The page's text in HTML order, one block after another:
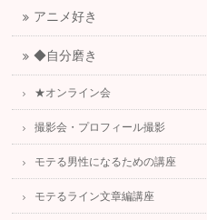
アニメ好き
◆自分磨き
★オンライン会
撮影会・プロフィール撮影
モテる男性になるための講座
モテるライン文章編講座